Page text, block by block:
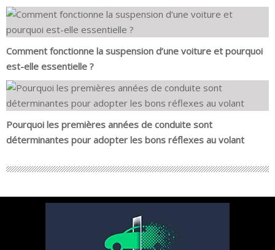
Comment fonctionne la suspension d’une voiture et pourquoi
est-elle essentielle ?
Pourquoi les premières années de conduite sont
déterminantes pour adopter les bons réflexes au volant